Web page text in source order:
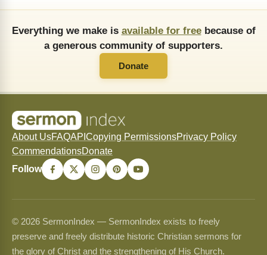
Everything we make is available for freebecause of
a generous community of supporters.
Donate
About UsFAQAPI Copying PermissionsPrivacy Policy
CommendationsDonate
Follow
© 2026 SermonIndex — SermonIndex exists to freely
preserve and freely distribute historic Christian sermons for
the glory of Christ and the strengthening of His Church.